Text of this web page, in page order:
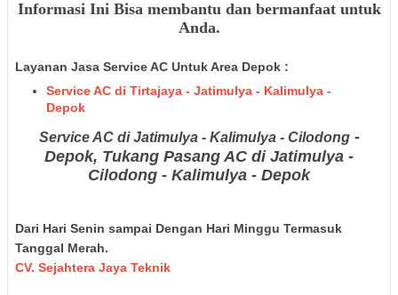
Informasi Ini Bisa membantu dan bermanfaat untuk
Anda.
Layanan Jasa Service AC Untuk Area Depok :
Service AC di Tirtajaya - Jatimulya - Kalimulya -
Depok
Service AC di Jatimulya - Kalimulya - Cilodong-
Depok, Tukang Pasang AC di Jatimulya -
Cilodong - Kalimulya - Depok
Dari Hari Senin sampai Dengan Hari Minggu Termasuk
Tanggal Merah.
CV. Sejahtera Jaya Teknik